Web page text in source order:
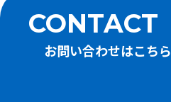
CONTACT
お問い合わせはこちら